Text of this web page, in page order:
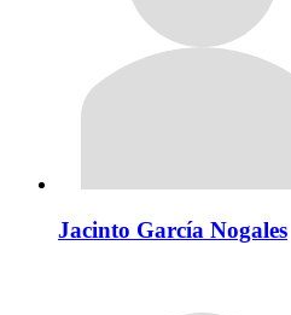
Jacinto García Nogales